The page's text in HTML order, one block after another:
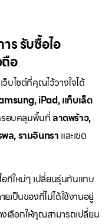
รรับซื้อไอ
อ
ว็บไซต์ที่คุณไว้วางใจได้
iPad, แท็บเล็ต
รอบคลุมพื้นที่ลาดพร้าว,
ล, รามอินทรา และเขต
ทีใหม่ๆ เปลี่ยนรุ่นกันแทบ
เป็นของที่ไม่ได้ใช้งานอยู่
งเลือกให้คุณสามารถเปลี่ยน